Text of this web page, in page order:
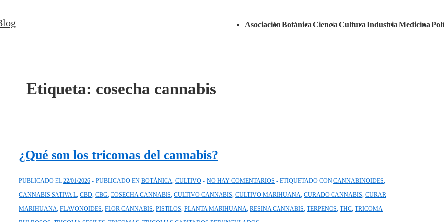
Saltar
principal
AsociaciónBotánicaCienciaCulturaIndustriaMedicina
Etiqueta: cosecha cannabis
¿Qué son los tricomas del cannabis?
PUBLICADO EL 22/01/2026 PUBLICADO EN BOTÁNICA, CULTIVO NO HAY COMENTARIOS ETIQUETADO CON CANNABINOIDES,
CANNABIS SATIVA L, CBD, CBG, COSECHA CANNABIS, CULTIVO CANNABIS, CULTIVO MARIHUANA, CURADO CANNABIS, CURAR
MARIHUANA, FLAVONOIDES, FLOR CANNABIS, PISTILOS, PLANTA MARIHUANA, RESINA CANNABIS, TERPENOS, THC, TRICOMA